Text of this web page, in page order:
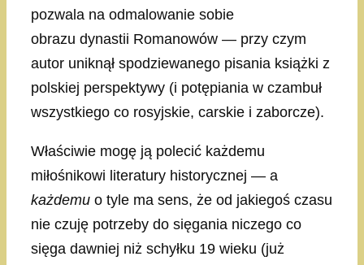
pozwala na odmalowanie sobie
obrazu dynastii Romanowów — przy czym
autor uniknął spodziewanego pisania książki z
polskiej perspektywy (i potępiania w czambuł
wszystkiego co rosyjskie, carskie i zaborcze).
Właściwie mogę ją polecić każdemu
miłośnikowi literatury historycznej — a
każdemu o tyle ma sens, że od jakiegoś czasu
nie czuję potrzeby do sięgania niczego co
sięga dawniej niż schyłku 19 wieku (już